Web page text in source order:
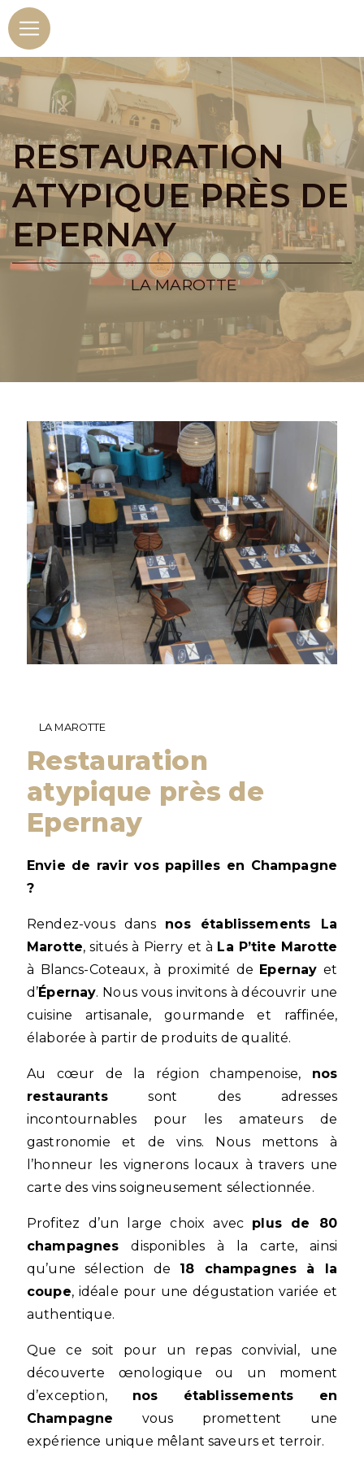
RESTAURATION
ATYPIQUE PRÈS DE
EPERNAY
LA MAROTTE
LA MAROTTE
restauration
atypique près de
Epernay
Envie de ravir vos papilles en Champagne
?
Rendez-vous dans nos établissements La
Marotte, situés à Pierry et à La P’tite Marotte
à Blancs-Coteaux, à proximité de Epernay et
d’Épernay. Nous vous invitons à découvrir une
cuisine artisanale, gourmande et raffinée,
élaborée à partir de produits de qualité.
Au cœur de la région champenoise, nos
restaurantssont des adresses
incontournables pour les amateurs de
gastronomie et de vins. Nous mettons à
l’honneur les vignerons locaux à travers une
carte des vins soigneusement sélectionnée.
Profitez d’un large choix avec plus de 80
champagnes disponibles à la carte, ainsi
qu’une sélection de 18 champagnes à la
coupe, idéale pour une dégustation variée et
authentique.
Que ce soit pour un repas convivial, une
découverte œnologique ou un moment
d’exception, nos établissements en
Champagne vous promettent une
expérience unique mêlant saveurs et terroir.
Panneau de gestion des cookies